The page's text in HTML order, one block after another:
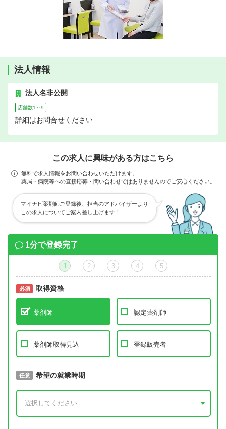
法人情報
法人名非公開
店舗数1～9
詳細はお問合せください
この求人に興味がある方はこちら
無料で求人情報をお問い合わせいただけます。
薬局・病院等への直接応募・問い合わせではありませんのでご安心ください。
マイナビ薬剤師ご登録後、担当のアドバイザーより
この求人についてご案内差し上げます！
1分で登録完了
1 2 3 4 5
必須 取得資格
薬剤師 認定薬剤師
薬剤師取得見込 登録販売者
必須 取得予定年
任意 希望の就業時期